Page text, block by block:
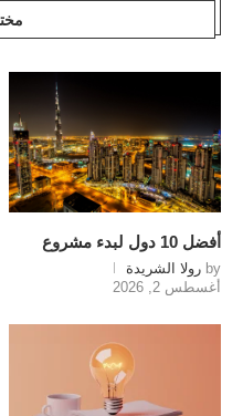
أفضل 10 دول لبدء مشروع
by رولا الشريدة
أغسطس 2, 2026